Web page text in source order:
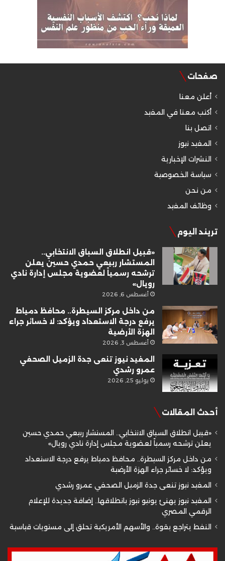
صفحات
أعلن معنا
أكتب معنا في المفيد
اتصل بنا
المفيد نيوز
النشرات الإخبارية
سياسة الخصوصية
من نحن
وظائف المفيد
تريند اليوم
«قبيل انطلاق السباق الانتخابي..
المستشار ربيعي حمدي حسين يعلن
ترشحه رسمياً لعضوية مجلس إدارة نادي
رويال»
أغسطس 6, 2026
من داخل مركز السيطرة.. محافظ دمياط
يرفع درجة الاستعداد ويؤكد: لا خسائر جراء
الهزة الأرضية
أغسطس 3, 2026
المفيد نيوز تنعى جدة الزميل الصحفي
عمرو رشدي
يوليو 25, 2026
أحدث المقالات
«قبيل انطلاق السباق الانتخابي.. المستشار ربيعي حمدي حسين
يعلن ترشحه رسمياً لعضوية مجلس إدارة نادي رويال»
من داخل مركز السيطرة.. محافظ دمياط يرفع درجة الاستعداد
ويؤكد: لا خسائر جراء الهزة الأرضية
المفيد نيوز تنعى جدة الزميل الصحفي عمرو رشدي
المفيد نيوز يهنئ يونيو نيوز بانطلاقها.. إضافة جديدة للإعلام
الرقمي المصري
النفط يتراجع بقوة.. والأسهم الأمريكية تحلق إلى مستويات قياسية